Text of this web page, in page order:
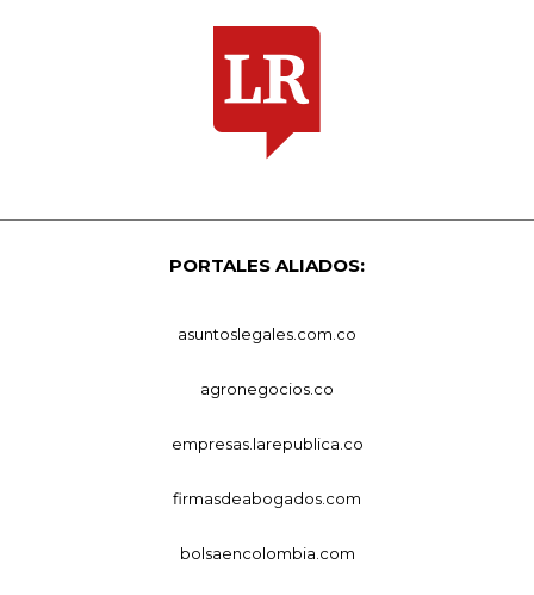
PORTALES ALIADOS:
asuntoslegales.com.co
agronegocios.co
empresas.larepublica.co
firmasdeabogados.com
bolsaencolombia.com